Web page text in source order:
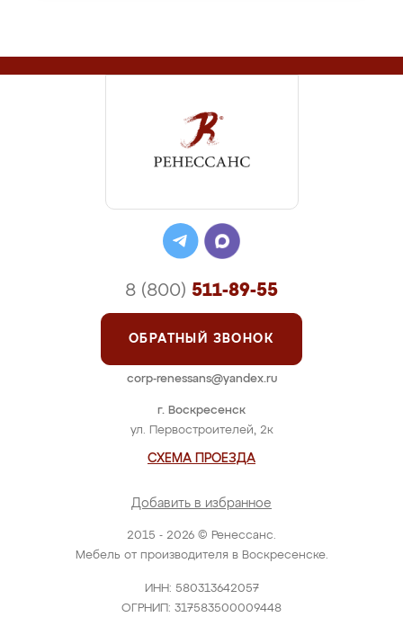
2015 - 2026 © Ренессанс.
Мебель от производителя в Воскресенске.
ИНН: 580313642057
ОГРНИП: 317583500009448
г. Воскресенск
ул. Первостроителей, 2к
СХЕМА ПРОЕЗДА
Добавить в избранное
8 (800) 511-89-55
ОБРАТНЫЙ ЗВОНОК
corp-renessans@yandex.ru